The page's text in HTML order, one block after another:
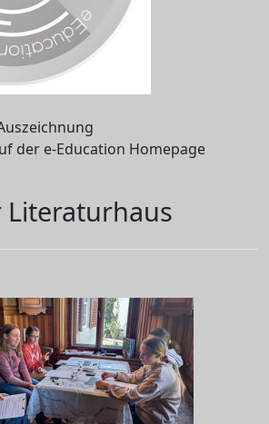
der e-Education Homepage